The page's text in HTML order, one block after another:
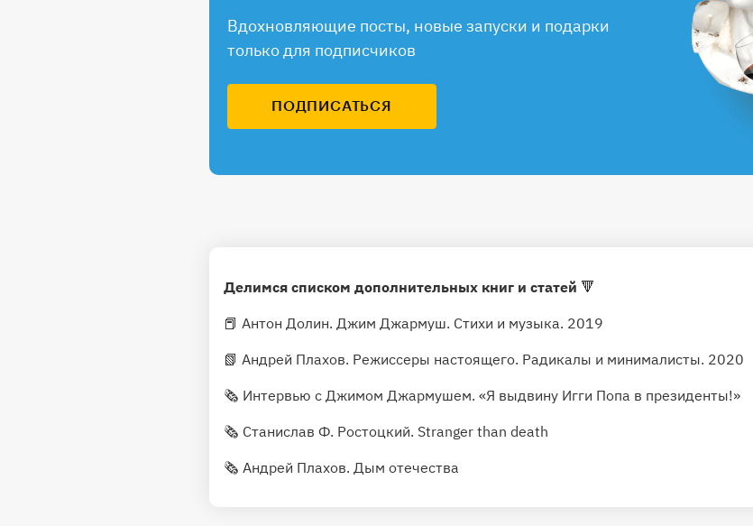
Вдохновляющие посты, новые запуски и подарки
только для подписчиков
ПОДПИСАТЬСЯ
Делимся списком дополнительных книг и статей 🔻
📕 Антон Долин. Джим Джармуш. Стихи и музыка. 2019
📗 Андрей Плахов. Режиссеры настоящего. Радикалы и минималисты. 2020
🗞 Интервью с Джимом Джармушем. «Я выдвину Игги Попа в президенты!»
🗞 Станислав Ф. Ростоцкий. Stranger than death
🗞 Андрей Плахов. Дым отечества